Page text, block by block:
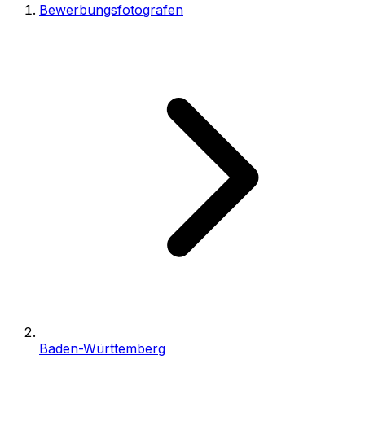
Bewerbungsfotografen
Baden-Württemberg